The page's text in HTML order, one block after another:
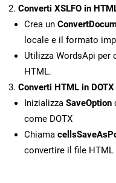
Converti XSLFO in
Crea un
locale e il formato
Utilizza WordsApi per
HTML.
Converti HTML in
Inizializza SaveOption
come DOTX
Chiama
convertire il file